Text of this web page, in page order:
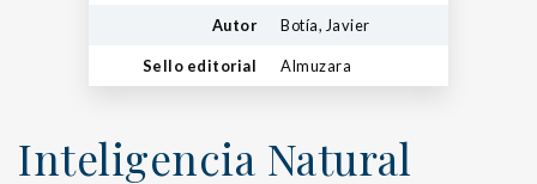
Autor Botía, Javier
Sello editorial Almuzara
Inteligencia Natural